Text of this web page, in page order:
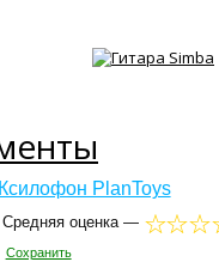
Ксилофон PlanToys
Средняя оценка —
Сохранить